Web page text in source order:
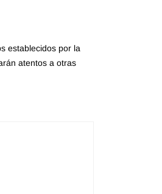
establecidos por la
atentos a otras